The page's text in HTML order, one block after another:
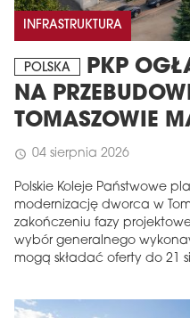
INFRASTRUKTURA
POLSKA
PKP
NA
TOMASZOWIE
schedule 04 sierpnia 2026
Polskie Koleje Państwowe
modernizację dworca w
zakończeniu fazy
wybór generalnego
mogą składać oferty do 21